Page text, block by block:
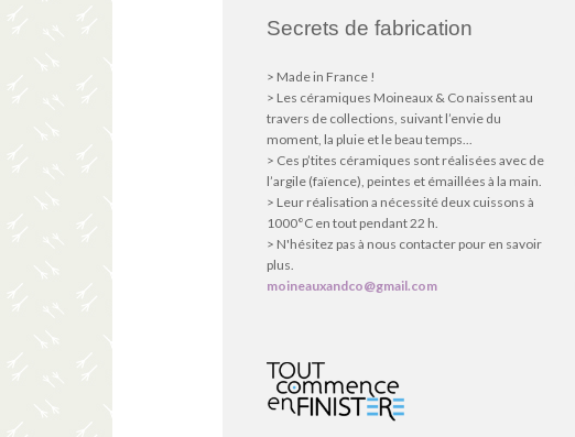
Secrets de fabrication
> Made in France !
> Les céramiques Moineaux & Co naissent au
travers de collections, suivant l’envie du
moment, la pluie et le beau temps...
> Ces p’tites céramiques sont réalisées avec de
l’argile (faïence), peintes et émaillées à la main.
> Leur réalisation a nécessité deux cuissons à
1000°C en tout pendant 22 h.
> N'hésitez pas à nous contacter pour en savoir
plus.
moineauxandco@gmail.com